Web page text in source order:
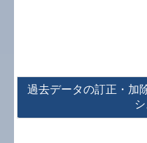
過去データの訂正・加